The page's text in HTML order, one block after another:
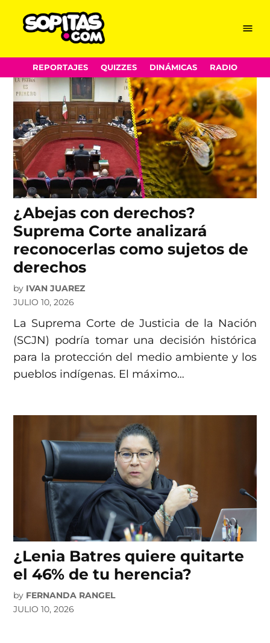
content
Menu
REPORTAJES QUIZZES DINÁMICAS RADIO
SCJN
¿Abejas con derechos?
Suprema Corte analizará
reconocerlas como sujetos de
derechos
by IVAN JUAREZ
JULIO 10, 2026
La Suprema Corte de Justicia de la Nación
(SCJN) podría tomar una decisión histórica
para la protección del medio ambiente y los
pueblos indígenas. El máximo…
¿Lenia Batres quiere quitarte
el 46% de tu herencia?
by FERNANDA RANGEL
JULIO 10, 2026